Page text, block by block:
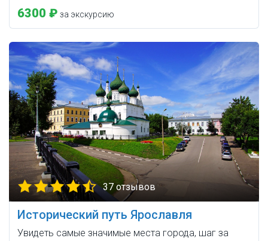
6300 ₽ за экскурсию
37 отзывов
Исторический путь Ярославля
Увидеть самые значимые места города, шаг за